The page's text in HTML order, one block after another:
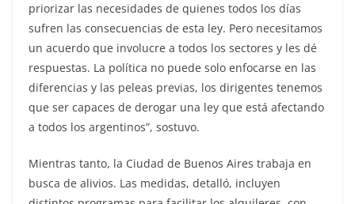
priorizar las necesidades de quienes todos los días
sufren las consecuencias de esta ley. Pero necesitamos
un acuerdo que involucre a todos los sectores y les dé
respuestas. La política no puede solo enfocarse en las
diferencias y las peleas previas, los dirigentes tenemos
que ser capaces de derogar una ley que está afectando
a todos los argentinos”, sostuvo.
Mientras tanto, la Ciudad de Buenos Aires trabaja en
busca de alivios. Las medidas, detalló, incluyen